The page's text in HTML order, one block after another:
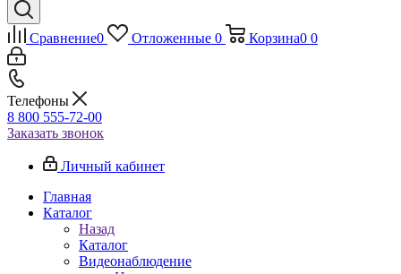
Сравнение0 Отложенные 0 Корзина0 0
Телефоны
8 800 555-72-00
Заказать звонок
Личный кабинет
Главная
Каталог
Назад
Каталог
Видеонаблюдение